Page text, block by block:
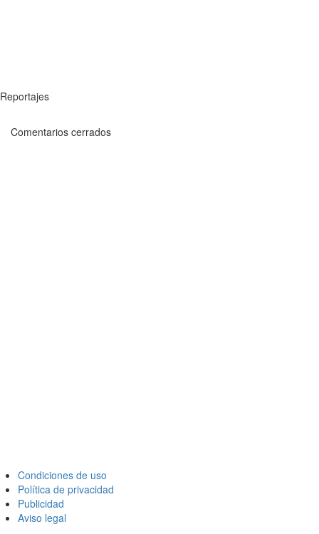
Reportajes
Comentarios cerrados
Condiciones de uso
Política de privacidad
Publicidad
Aviso legal